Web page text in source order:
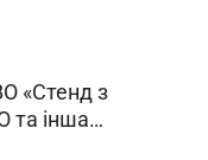
«Стенд з
та інша